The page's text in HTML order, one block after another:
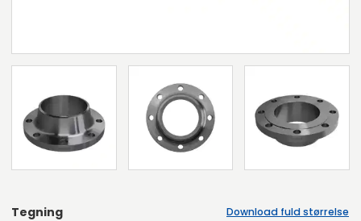
Tegning Download fuld størrelse